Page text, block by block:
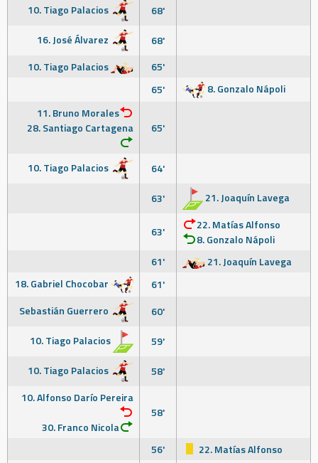
10. Tiago Palacios
68'
16. José Álvarez
68'
10. Tiago Palacios
65'
65'
8. Gonzalo Nápoli
11. Bruno Morales
28. Santiago Cartagena
65'
10. Tiago Palacios
64'
63'
21. Joaquín Lavega
63'
22. Matías Alfonso
8. Gonzalo Nápoli
61'
21. Joaquín Lavega
18. Gabriel Chocobar
61'
Sebastián Guerrero
60'
10. Tiago Palacios
59'
10. Tiago Palacios
58'
10. Alfonso Darío Pereira
30. Franco Nicola
58'
56'
22. Matías Alfonso